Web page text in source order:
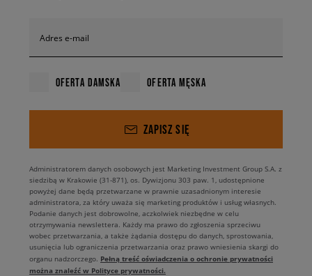
Adres e-mail
OFERTA DAMSKA OFERTA MĘSKA
ZAPISZ SIĘ
Administratorem danych osobowych jest Marketing Investment Group S.A. z
siedzibą w Krakowie (31-871), os. Dywizjonu 303 paw. 1, udostępnione
powyżej dane będą przetwarzane w prawnie uzasadnionym interesie
administratora, za który uważa się marketing produktów i usług własnych.
Podanie danych jest dobrowolne, aczkolwiek niezbędne w celu
otrzymywania newslettera. Każdy ma prawo do zgłoszenia sprzeciwu
wobec przetwarzania, a także żądania dostępu do danych, sprostowania,
usunięcia lub ograniczenia przetwarzania oraz prawo wniesienia skargi do
organu nadzorczego. Pełną treść oświadczenia o ochronie prywatności
można znaleźć w Polityce prywatności.